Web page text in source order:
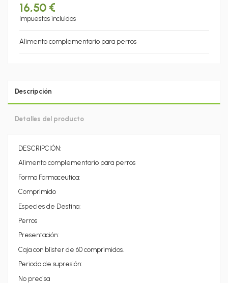
16,50 €
Impuestos incluidos
Alimento complementario para perros
Descripción
Detalles del producto
DESCRIPCIÓN:
Alimento complementario para perros
Forma Farmaceutica:
Comprimido
Especies de Destino:
Perros
Presentación:
Caja con blister de 60 comprimidos.
Periodo de supresión:
No precisa